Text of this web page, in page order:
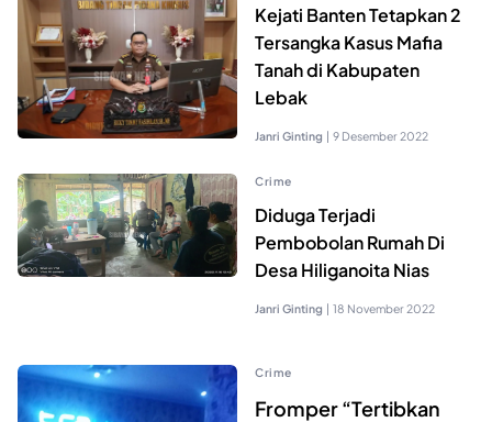
Kejati Banten Tetapkan 2
Tersangka Kasus Mafia
Tanah di Kabupaten
Lebak
Janri Ginting | 9 Desember 2022
Crime
Diduga Terjadi
Pembobolan Rumah Di
Desa Hiliganoita Nias
Janri Ginting | 18 November 2022
Crime
Fromper “Tertibkan